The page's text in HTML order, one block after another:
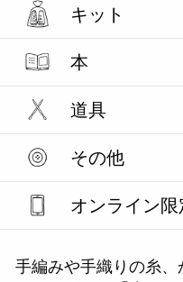
キット
本
道具
その他
オンライン限
手編みや手織りの糸